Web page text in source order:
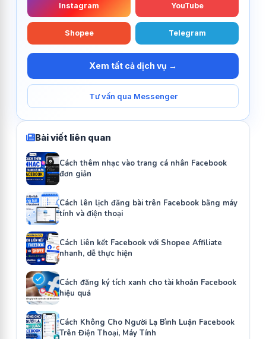
Instagram YouTube
Shopee Telegram
Xem tất cả dịch vụ →
Tư vấn qua Messenger
Bài viết liên quan
Cách thêm nhạc vào trang cá nhân Facebook
đơn giản
Cách lên lịch đăng bài trên Facebook bằng máy
tính và điện thoại
Cách liên kết Facebook với Shopee Affiliate
nhanh, dễ thực hiện
Cách đăng ký tích xanh cho tài khoản Facebook
hiệu quả
Cách Không Cho Người Lạ Bình Luận Facebook
Trên Điện Thoại, Máy Tính